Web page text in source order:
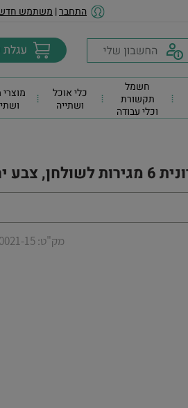
אתר
המרכזי
התחבר| משתמש
חשמל
תקשורת
וכלי עבודה
כלי אוכל
ושתייה
מוצרי
מק"ט: 5600021-15